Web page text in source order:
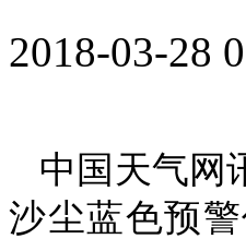
2018-03-28
中国天气网
沙尘蓝色预